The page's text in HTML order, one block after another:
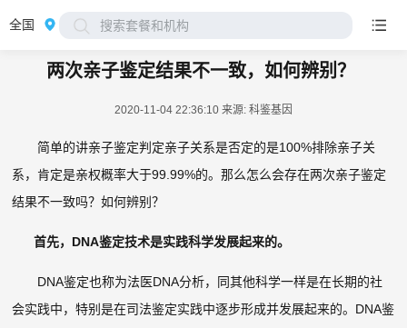
全国 搜索套餐和机构
两次亲子鉴定结果不一致，如何辨别？
2020-11-04 22:36:10 来源: 科鉴基因
简单的讲亲子鉴定判定亲子关系是否定的是100%排除亲子关
系，肯定是亲权概率大于99.99%的。那么怎么会存在两次亲子鉴定
结果不一致吗？如何辨别？
首先，DNA鉴定技术是实践科学发展起来的。
DNA鉴定也称为法医DNA分析，同其他科学一样是在长期的社
会实践中，特别是在司法鉴定实践中逐步形成并发展起来的。DNA鉴